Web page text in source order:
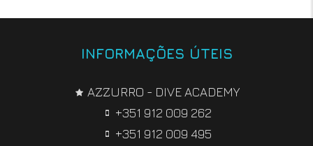
INFORMAÇÕES ÚTEIS
AZZURRO - DIVE ACADEMY
+351 912 009 262
+351 912 009 495